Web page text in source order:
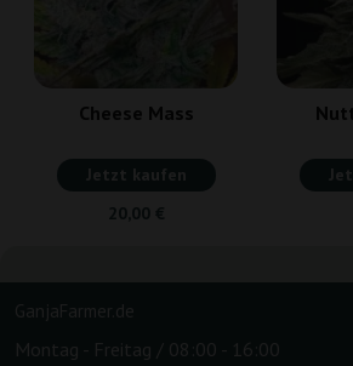
Cheese Mass
Jetzt kaufen
20,00 €
GanjaFarmer.de
Montag - Freitag / 08:00 - 16:00